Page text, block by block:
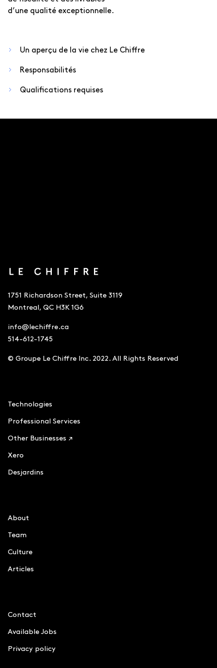
d’une qualité exceptionnelle.
Un aperçu de la vie chez Le Chiffre
Responsabilités
Qualifications requises
1751 Richardson Street, Suite 3119
Montreal, QC H3K 1G6
info@lechiffre.ca
514-612-1745
© Groupe Le Chiffre Inc. 2022. All Rights Reserved
Technologies
Professional Services
Other Businesses ↗
Xero
Desjardins
About
Team
Culture
Articles
Contact
Available Jobs
Privacy policy